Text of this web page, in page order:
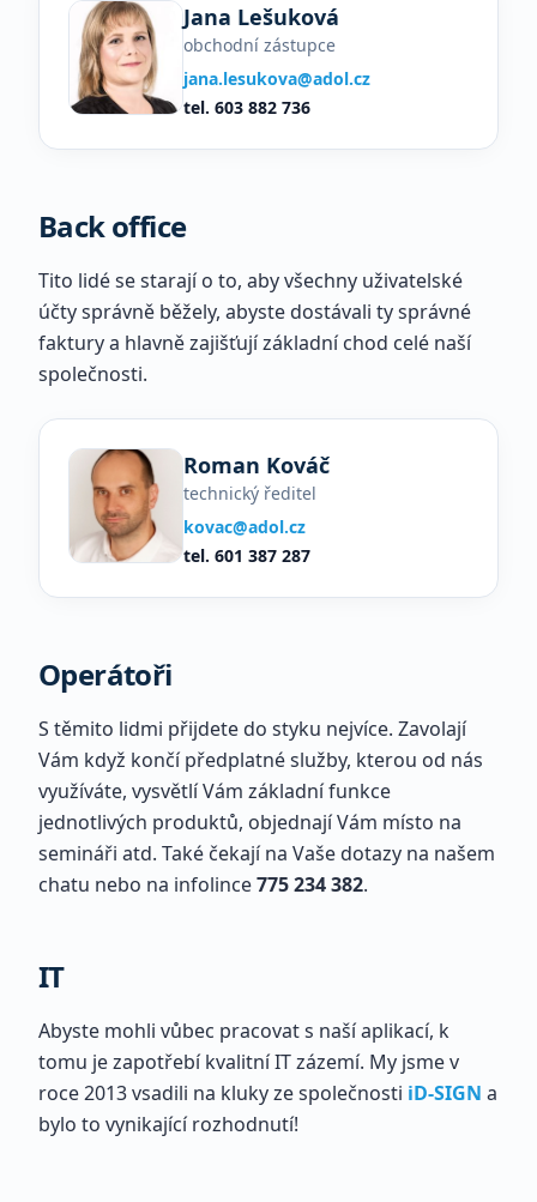
Jana Lešuková
obchodní zástupce
jana.lesukova@adol.cz
tel. 603 882 736
Back office
Tito lidé se starají o to, aby všechny uživatelské
účty správně běžely, abyste dostávali ty správné
faktury a hlavně zajišťují základní chod celé naší
společnosti.
Roman Kováč
technický ředitel
kovac@adol.cz
tel. 601 387 287
Operátoři
S těmito lidmi přijdete do styku nejvíce. Zavolají
Vám když končí předplatné služby, kterou od nás
využíváte, vysvětlí Vám základní funkce
jednotlivých produktů, objednají Vám místo na
semináři atd. Také čekají na Vaše dotazy na našem
chatu nebo na infolince775 234 382.
IT
Abyste mohli vůbec pracovat s naší aplikací, k
tomu je zapotřebí kvalitní IT zázemí. My jsme v
roce 2013 vsadili na kluky ze společnosti iD-SIGN a
bylo to vynikající rozhodnutí!